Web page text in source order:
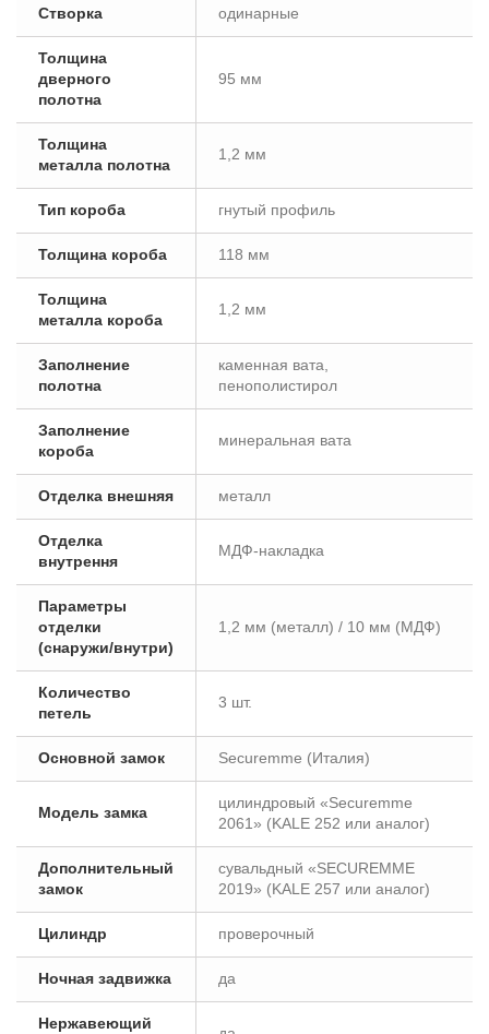
Створка одинарные
Толщина
дверного
полотна
95 мм
Толщина
металла полотна
1,2 мм
Тип короба гнутый профиль
Толщина короба 118 мм
Толщина
металла короба
1,2 мм
Заполнение
полотна
каменная вата,
пенополистирол
Заполнение
короба
минеральная вата
Отделка внешняя металл
Отделка
внутрення
МДФ-накладка
Параметры
отделки
(снаружи/внутри)
1,2 мм (металл) / 10 мм (МДФ)
Количество
петель
3 шт.
Основной замок Securemme (Италия)
Модель замка
цилиндровый «Securemme
2061» (KALE 252 или аналог)
Дополнительный
замок
сувальдный «SECUREMME
2019» (KALE 257 или аналог)
Цилиндр проверочный
Ночная задвижка да
Нержавеющий